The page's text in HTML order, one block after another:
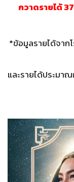
กวาดรายได้
*ข้อมูลรายได้จาก
และรายได้ประม